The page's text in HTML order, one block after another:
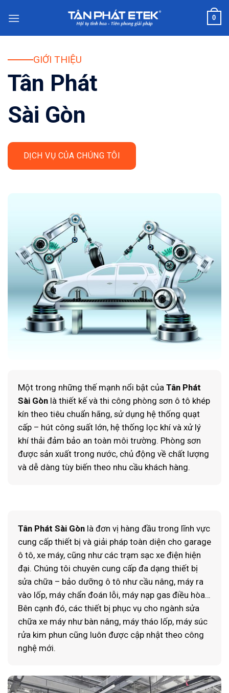
đến
0
GIỚI THIỆU
Tân Phát
Sài Gòn
DỊCH VỤ CỦA CHÚNG TÔI
Một trong những thế mạnh nổi bật của Tân Phát
Sài Gòn là thiết kế và thi công phòng sơn ô tô khép
kín theo tiêu chuẩn hãng, sử dụng hệ thống quạt
cấp – hút công suất lớn, hệ thống lọc khí và xử lý
khí thải đảm bảo an toàn môi trường. Phòng sơn
được sản xuất trong nước, chủ động về chất lượng
và dễ dàng tùy biến theo nhu cầu khách hàng.
Tân Phát Sài Gòn là đơn vị hàng đầu trong lĩnh vực
cung cấp thiết bị và giải pháp toàn diện cho garage
ô tô, xe máy, cũng như các trạm sạc xe điện hiện
đại. Chúng tôi chuyên cung cấp đa dạng thiết bị
sửa chữa – bảo dưỡng ô tô như cầu nâng, máy ra
vào lốp, máy chẩn đoán lỗi, máy nạp gas điều hòa…
Bên cạnh đó, các thiết bị phục vụ cho ngành sửa
chữa xe máy như bàn nâng, máy tháo lốp, máy súc
rửa kim phun cũng luôn được cập nhật theo công
nghệ mới.